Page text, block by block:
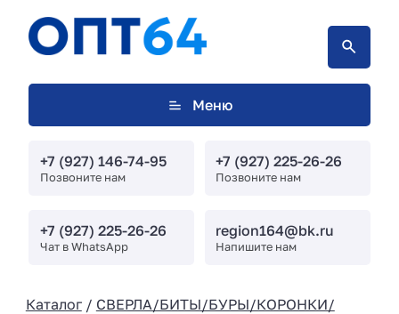
Меню
+7 (927) 146-74-95
Позвоните нам
+7 (927) 225-26-26
Позвоните нам
+7 (927) 225-26-26
Чат в WhatsApp
region164@bk.ru
Напишите нам
Каталог/ СВЕРЛА/БИТЫ/БУРЫ/КОРОНКИ/